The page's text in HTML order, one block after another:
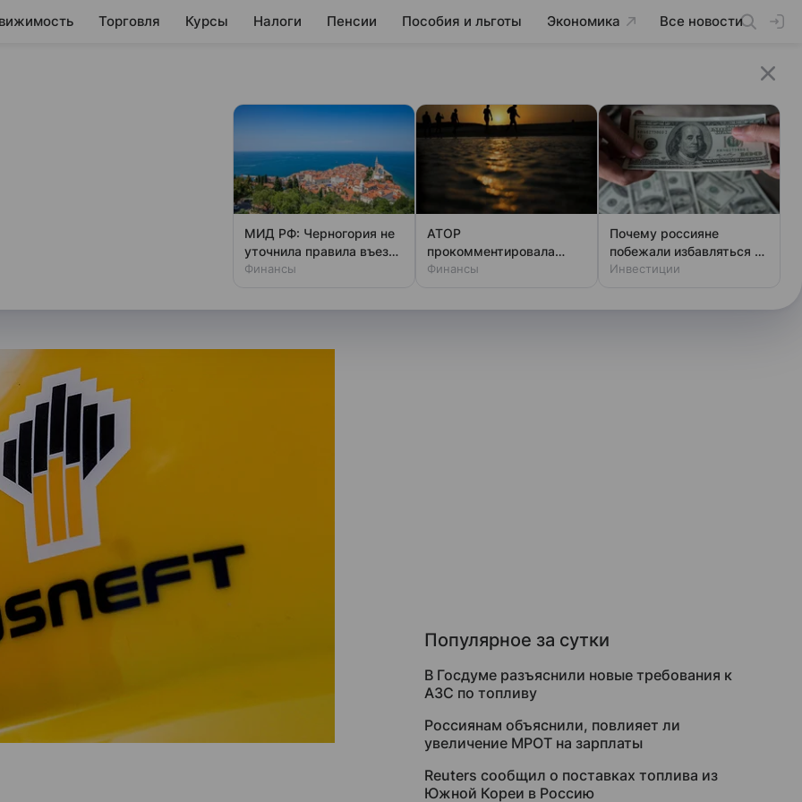
Торговля Курсы Налоги Пенсии Пособия и льготы Экономика Все новости
дисконтов
в I полугодии
и укреплением курса
Популярное за сутки
В Госдуме разъяснили новые требования к
АЗС по топливу
Россиянам объяснили, повлияет ли
увеличение МРОТ на зарплаты
Reuters сообщил о поставках топлива из
Южной Кореи в Россию
МИД РФ: Черногория не
уточнила правила въезда
для россиян с 1 ноября
Финансы
АТОР
прокомментировала
данные о жалобах
Финансы
Почему россияне
побежали избавляться от
долларов и евро
Инвестиции